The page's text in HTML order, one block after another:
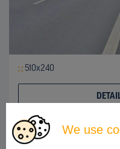
We use
510x240